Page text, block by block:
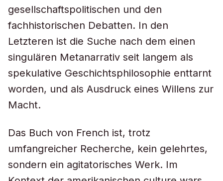
gesellschaftspolitischen und den
fachhistorischen Debatten. In den
Letzteren ist die Suche nach dem einen
singulären Metanarrativ seit langem als
spekulative Geschichtsphilosophie enttarnt
worden, und als Ausdruck eines Willens zur
Macht.
Das Buch von French ist, trotz
umfangreicher Recherche, kein gelehrtes,
sondern ein agitatorisches Werk. Im